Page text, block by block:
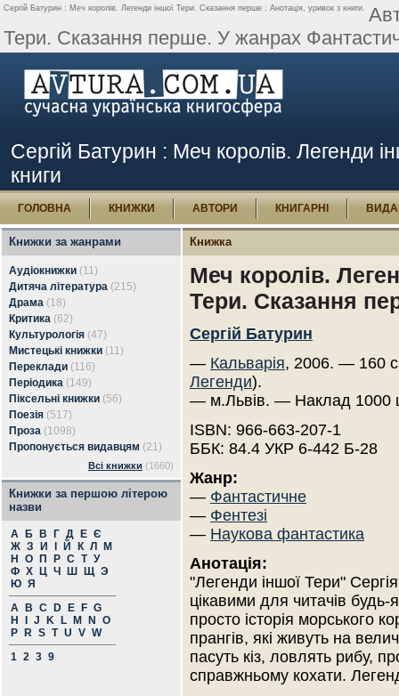
Сергій Батурин : Меч королів. Легенди іншої Тери. Сказання перше : Анотація, уривок з книги.
Тери. Сказання перше. У жанрах
Сергій Батурин : Меч королів. Легенди
книги
ГОЛОВНА КНИЖКИ АВТОРИ КНИГАРНІ
Книжки за жанрами
Аудіокнижки (11)
Дитяча література (215)
Драма (18)
Критика (62)
Культурологія (47)
Мистецькі книжки (11)
Переклади (116)
Періодика (149)
Піксельні книжки (56)
Поезія (517)
Проза (1098)
Пропонується видавцям (21)
Всі книжки (1660)
Книжки за першою літерою
назви
А Б В Г Д Е Є
Ж З И Й К Л
М
Н
О П Р С Т У
Ф Х Ц Ч Ш Щ Э
Ю Я
A
B C D E F G
H
J K L M N
O
P
R S T U V W
1 2 3 9
Книжка
Меч королів.
Тери. Сказання
Сергій Батурин
— Кальварія, 2006. — 160
Легенди).
— м.Львів. — Наклад 1000
ISBN: 966-663-207-1
ББК: 84.4 УКР 6-442 Б-28
Жанр:
— Фантастичне
— Фентезі
— Наукова фантастика
Анотація:
"Легенди іншої Тери"
цікавими для читачів будь-
просто історія морського
прангів, які живуть на
пасуть кіз, ловлять рибу,
справжньому кохати.